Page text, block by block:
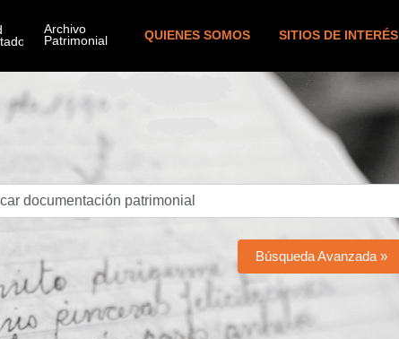
QUIENES SOMOS SITIOS DE INTERÉS
Búsqueda Avanzada »